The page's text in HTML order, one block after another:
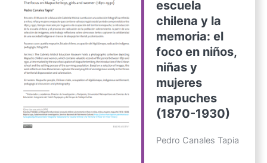
escuela
chilena y la
memoria: el
foco en niños,
niñas y
mujeres
mapuches
(1870-1930)
Pedro Canales Tapia